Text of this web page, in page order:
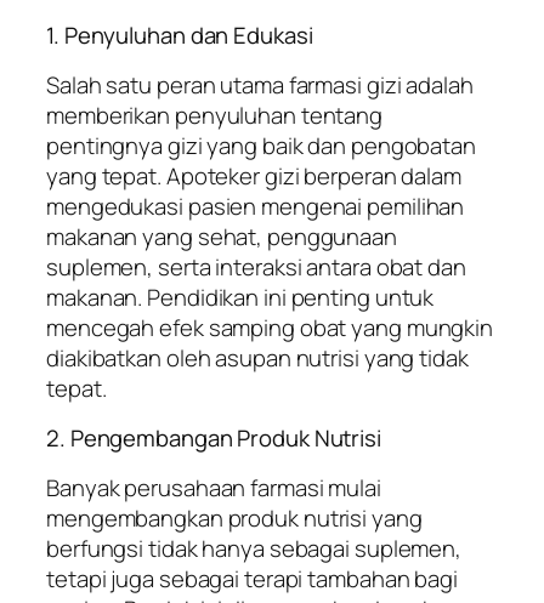
1. Penyuluhan dan Edukasi
Salah satu peran utama farmasi gizi adalah
memberikan penyuluhan tentang
pentingnya gizi yang baik dan pengobatan
yang tepat. Apoteker gizi berperan dalam
mengedukasi pasien mengenai pemilihan
makanan yang sehat, penggunaan
suplemen, serta interaksi antara obat dan
makanan. Pendidikan ini penting untuk
mencegah efek samping obat yang mungkin
diakibatkan oleh asupan nutrisi yang tidak
tepat.
2. Pengembangan Produk Nutrisi
Banyak perusahaan farmasi mulai
mengembangkan produk nutrisi yang
berfungsi tidak hanya sebagai suplemen,
tetapi juga sebagai terapi tambahan bagi